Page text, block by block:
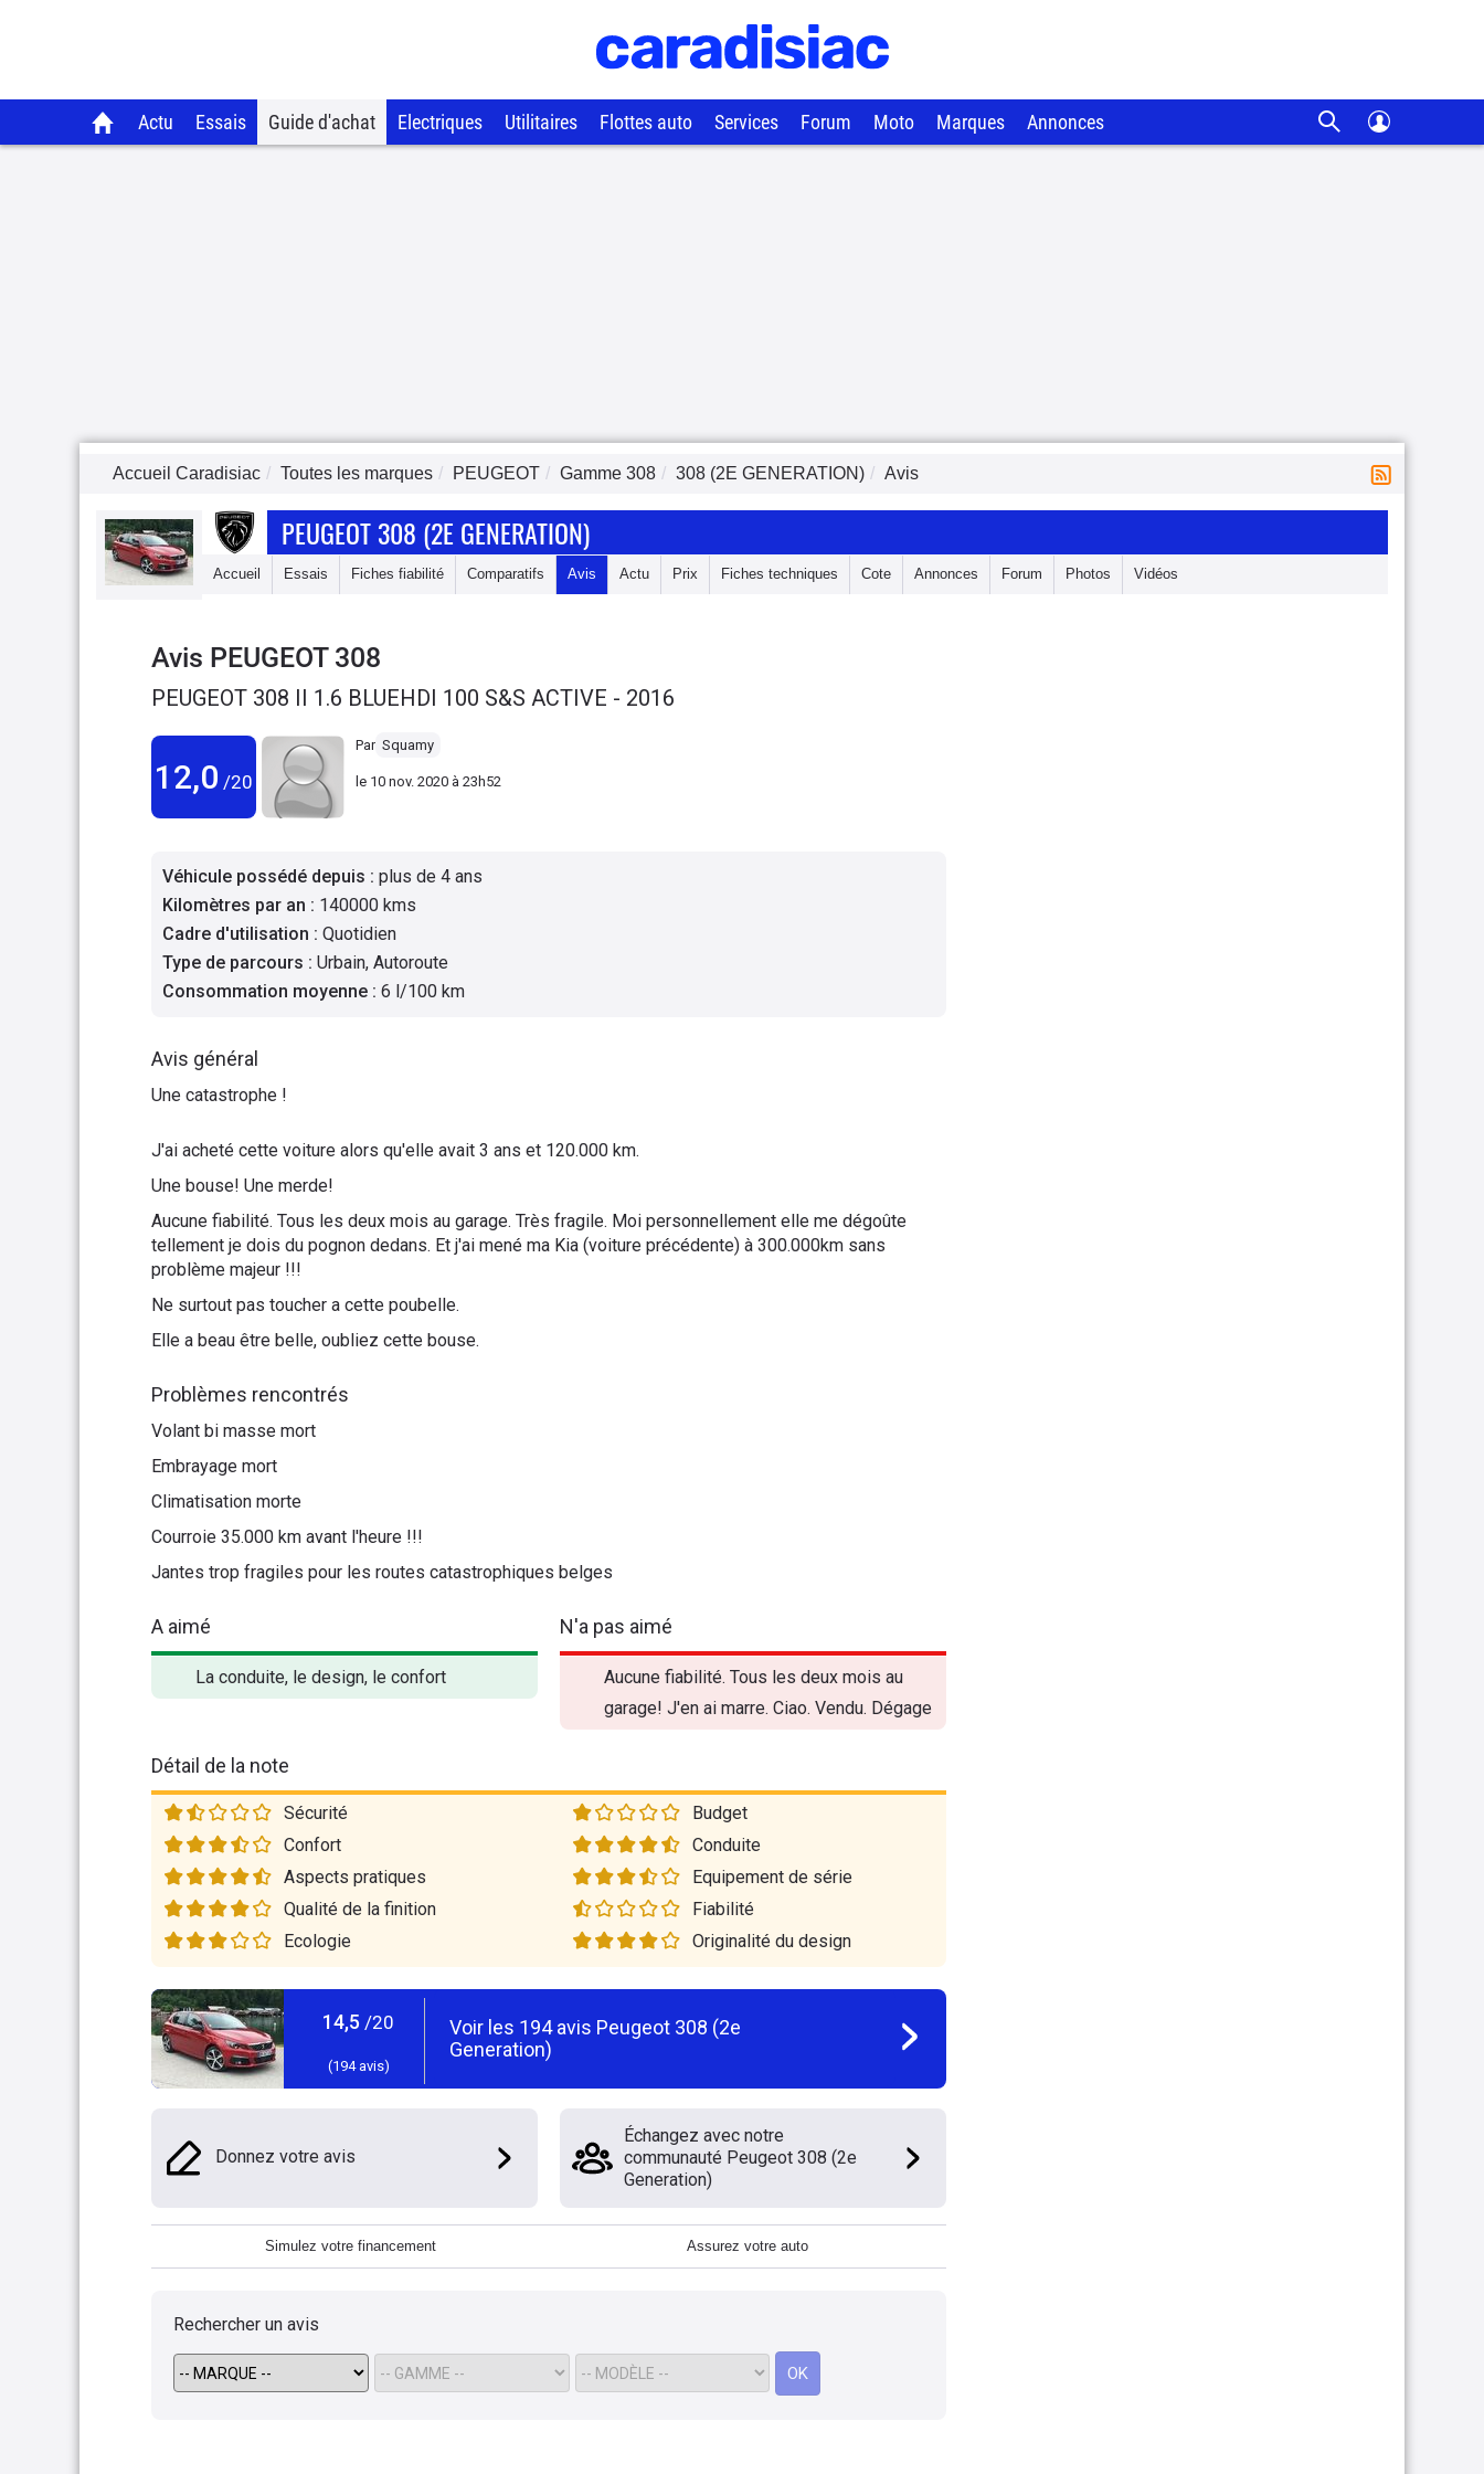
Actu Essais Guide d'achat Electriques Utilitaires Flottes auto Services Forum Moto Marques Annonces
Accueil Caradisiac Toutes les marques PEUGEOT Gamme 308 308 (2E GENERATION) Avis
PEUGEOT 308 (2E GENERATION)
Accueil Essais Fiches fiabilité Comparatifs Avis Actu Prix Fiches techniques Cote Annonces Forum Photos Vidéos
Avis PEUGEOT 308
PEUGEOT 308 II 1.6 BLUEHDI 100 S&S ACTIVE - 2016
12,0 /20
Par Squamy
le 10 nov. 2020 à 23h52
Véhicule possédé depuis : plus de 4 ans
Kilomètres par an : 140000 kms
Cadre d'utilisation : Quotidien
Type de parcours : Urbain, Autoroute
Consommation moyenne : 6 l/100 km
Avis général
Une catastrophe !
J'ai acheté cette voiture alors qu'elle avait 3 ans et 120.000 km.
Une bouse! Une merde!
Aucune fiabilité. Tous les deux mois au garage. Très fragile. Moi personnellement elle me dégoûte
tellement je dois du pognon dedans. Et j'ai mené ma Kia (voiture précédente) à 300.000km sans
problème majeur !!!
Ne surtout pas toucher a cette poubelle.
Elle a beau être belle, oubliez cette bouse.
Problèmes rencontrés
Volant bi masse mort
Embrayage mort
Climatisation morte
Courroie 35.000 km avant l'heure !!!
Jantes trop fragiles pour les routes catastrophiques belges
A aimé
La conduite, le design, le confort
N'a pas aimé
Aucune fiabilité. Tous les deux mois au
garage! J'en ai marre. Ciao. Vendu. Dégage
Détail de la note
Sécurité
Budget
Confort
Conduite
Aspects pratiques
Equipement de série
Qualité de la finition
Fiabilité
Ecologie
Originalité du design
14,5 /20
(194avis)
Voir les 194avis Peugeot 308 (2e
Generation)
Donnez votre avis
Échangez avec notre
communauté Peugeot 308 (2e
Generation)
Simulez votre financement Assurez votre auto
Rechercher un avis
OK